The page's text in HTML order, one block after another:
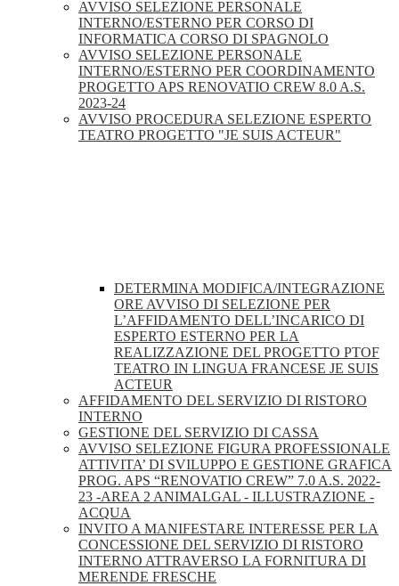
AVVISO SELEZIONE PERSONALE
INTERNO/ESTERNO PER CORSO DI
INFORMATICA CORSO DI SPAGNOLO
AVVISO SELEZIONE PERSONALE
INTERNO/ESTERNO PER COORDINAMENTO
PROGETTO APS RENOVATIO CREW 8.0 A.S.
2023-24
AVVISO PROCEDURA SELEZIONE ESPERTO
TEATRO PROGETTO "JE SUIS ACTEUR"
DETERMINA MODIFICA/INTEGRAZIONE
ORE AVVISO DI SELEZIONE PER
L’AFFIDAMENTO DELL’INCARICO DI
ESPERTO ESTERNO PER LA
REALIZZAZIONE DEL PROGETTO PTOF
TEATRO IN LINGUA FRANCESE JE SUIS
ACTEUR
AFFIDAMENTO DEL SERVIZIO DI RISTORO
INTERNO
GESTIONE DEL SERVIZIO DI CASSA
AVVISO SELEZIONE FIGURA PROFESSIONALE
ATTIVITA’ DI SVILUPPO E GESTIONE GRAFICA
PROG. APS “RENOVATIO CREW” 7.0 A.S. 2022-
23 -AREA 2 ANIMALGAL - ILLUSTRAZIONE -
ACQUA
INVITO A MANIFESTARE INTERESSE PER LA
CONCESSIONE DEL SERVIZIO DI RISTORO
INTERNO ATTRAVERSO LA FORNITURA DI
MERENDE FRESCHE